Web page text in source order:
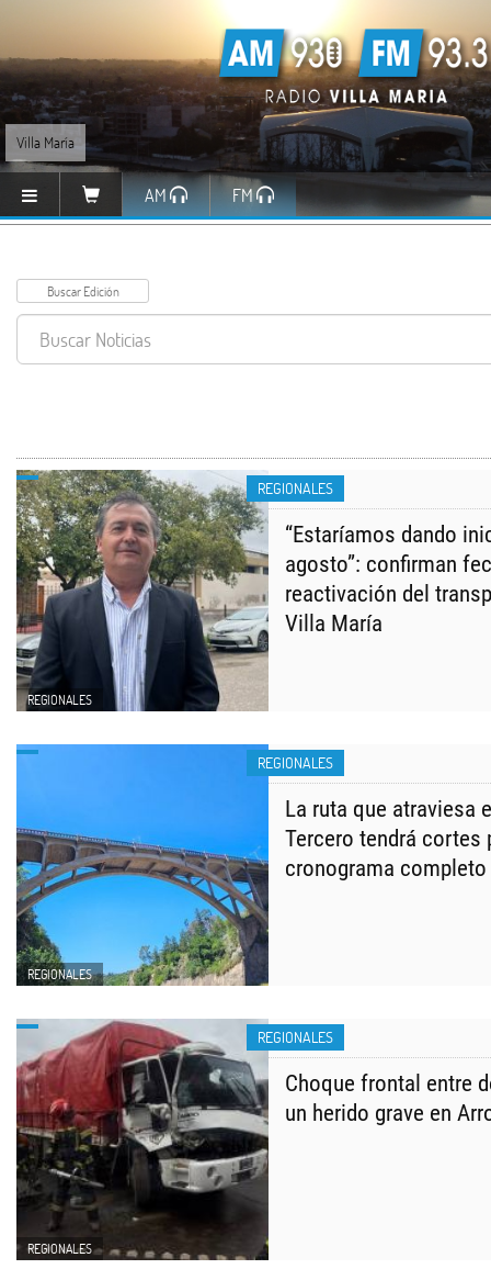
Villa María
AM FM
REGIONALES
REGIONALES
“Estaríamos dando
agosto”: confirman
reactivación del
Villa María
REGIONALES
REGIONALES
La ruta que atraviesa
Tercero tendrá cortes
cronograma completo
REGIONALES
REGIONALES
Choque frontal entre
un herido grave en